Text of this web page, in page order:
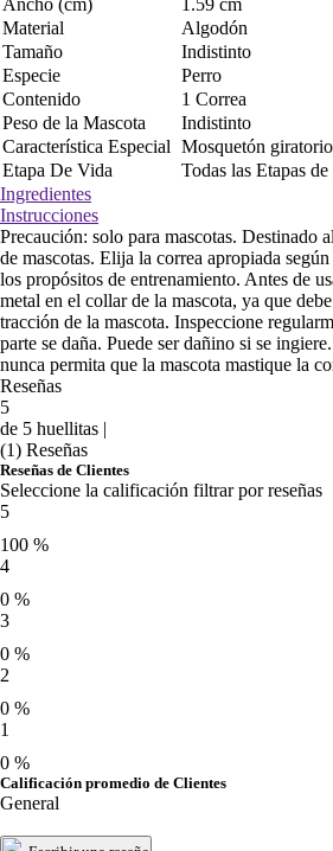
Ancho (cm)
1.59 cm
Material
Algodón
Tamaño
Indistinto
Especie
Perro
Contenido
1 Correa
Peso de la Mascota
Indistinto
Característica Especial Mosquetón giratorio
Etapa De Vida
Todas las Etapas
Ingredientes
Instrucciones
Precaución: solo para mascotas. Destinado
de mascotas. Elija la correa apropiada
los propósitos de entrenamiento. Antes de
metal en el collar de la mascota, ya que
tracción de la mascota. Inspeccione
parte se daña. Puede ser dañino si se
nunca permita que la mascota mastique la
Reseñas
5
de 5 huellitas |
(1) Reseñas
Reseñas de Clientes
Seleccione la calificación filtrar por reseñas
5
100 %
4
0 %
3
0 %
2
0 %
1
0 %
Calificación promedio de Clientes
General